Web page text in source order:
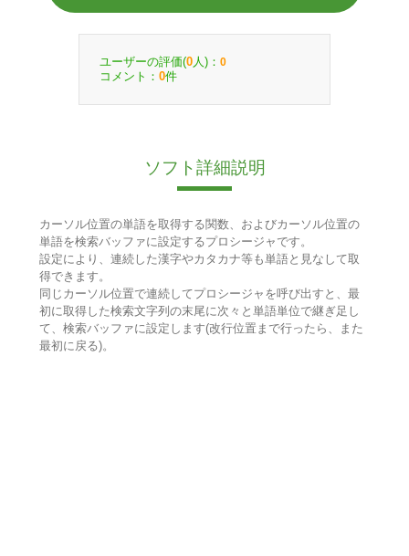
ユーザーの評価(0 人)： 0
コメント： 0件
ソフト詳細説明
カーソル位置の単語を取得する関数、およびカーソル位置の
単語を検索バッファに設定するプロシージャです。
設定により、連続した漢字やカタカナ等も単語と見なして取
得できます。
同じカーソル位置で連続してプロシージャを呼び出すと、最
初に取得した検索文字列の末尾に次々と単語単位で継ぎ足し
て、検索バッファに設定します(改行位置まで行ったら、また
最初に戻る)。